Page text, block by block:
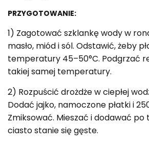
PRZYGOTOWANIE:
1) Zagotować szklankę wody w
masło, miód i sól. Odstawić, żeby
temperatury 45–50°C. Podgrzać
takiej samej temperatury.
2) Rozpuścić drożdże w ciepłej
Dodać jajko, namoczone płatki i
Zmiksować. Mieszać i dodawać po
ciasto stanie się gęste.